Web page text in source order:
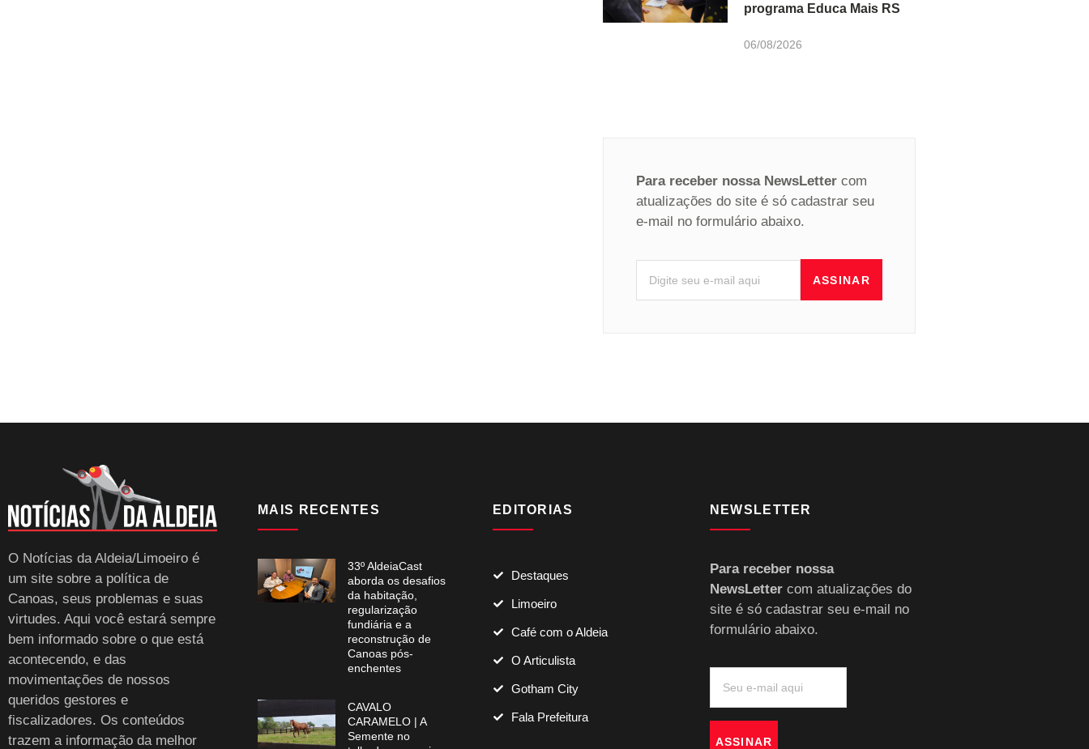
programa Educa Mais RS
06/08/2026
Para receber nossa NewsLetter com
atualizações do site é só cadastrar seu
e-mail no formulário abaixo.
ASSINAR
O Notícias da Aldeia/Limoeiro é
um site sobre a política de
Canoas, seus problemas e suas
virtudes. Aqui você estará sempre
bem informado sobre o que está
acontecendo, e das
movimentações de nossos
queridos gestores e
fiscalizadores. Os conteúdos
trazem a informação da melhor
MAIS RECENTES
33º AldeiaCast
aborda os desafios
da habitação,
regularização
fundiária e a
reconstrução de
Canoas pós-
enchentes
CAVALO
CARAMELO | A
Semente no
EDITORIAS
Destaques
Limoeiro
Café com o Aldeia
O Articulista
Gotham City
Fala Prefeitura
NEWSLETTER
Para receber nossa
NewsLettercom atualizações do
site é só cadastrar seu e-mail no
formulário abaixo.
ASSINAR